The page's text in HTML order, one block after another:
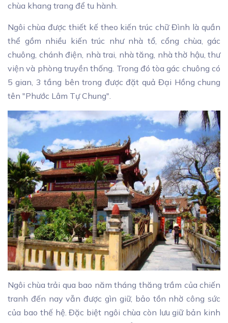
chùa khang trang để tu hành.
Ngôi chùa được thiết kế theo kiến trúc chữ Đình là quần
thể gồm nhiều kiến trúc như nhà tổ, cổng chùa, gác
chuông, chánh điện, nhà trai, nhà tăng, nhà thờ hậu, thư
viện và phòng truyền thống. Trong đó tòa gác chuông có
5 gian, 3 tầng bên trong được đặt quả Đại Hồng chung
tên "Phước Lâm Tự Chung".
Ngôi chùa trải qua bao năm tháng thăng trầm của chiến
tranh đến nay vẫn được gìn giữ, bảo tồn nhờ công sức
của bao thế hệ. Đặc biệt ngôi chùa còn lưu giữ bản kinh